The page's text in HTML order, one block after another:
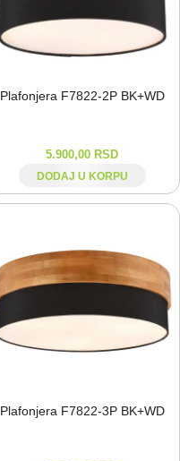
Plafonjera F7822-⁠2P BK+WD
5.900,00 RSD
DODAJ U KORPU
Plafonjera F7822-⁠3P BK+WD